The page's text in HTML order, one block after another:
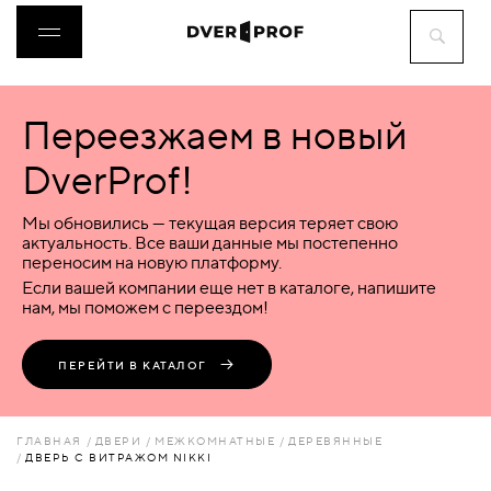
ДВЕРИ
ФУРНИТУРА
ВОРОТА
ПЕРЕГОРОДКИ
Переезжаем в новый
DverProf!
Мы обновились — текущая версия теряет свою
актуальность. Все ваши данные мы постепенно
переносим на новую платформу.
Если вашей компании еще нет в каталоге, напишите
нам, мы поможем с переездом!
ПЕРЕЙТИ В КАТАЛОГ
ГЛАВНАЯ ДВЕРИ МЕЖКОМНАТНЫЕ
ДЕРЕВЯННЫЕ
ДВЕРЬ С ВИТРАЖОМ NIKKI